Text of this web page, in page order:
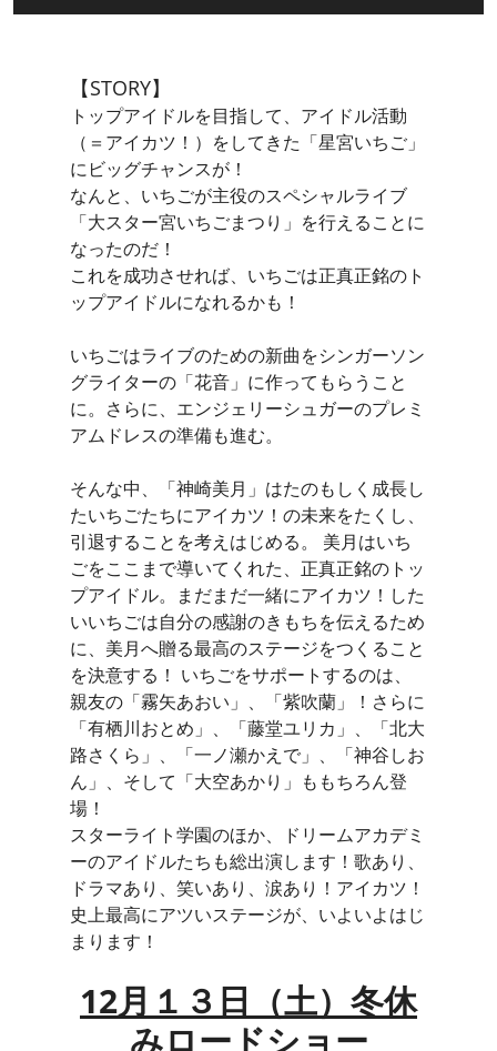
【STORY】
トップアイドルを目指して、アイドル活動
（＝アイカツ！）をしてきた「星宮いちご」
にビッグチャンスが！
なんと、いちごが主役のスペシャルライブ
「大スター宮いちごまつり」を行えることに
なったのだ！
これを成功させれば、いちごは正真正銘のト
ップアイドルになれるかも！
いちごはライブのための新曲をシンガーソン
グライターの「花音」に作ってもらうこと
に。さらに、エンジェリーシュガーのプレミ
アムドレスの準備も進む。
そんな中、「神崎美月」はたのもしく成長し
たいちごたちにアイカツ！の未来をたくし、
引退することを考えはじめる。 美月はいち
ごをここまで導いてくれた、正真正銘のトッ
プアイドル。まだまだ一緒にアイカツ！した
いいちごは自分の感謝のきもちを伝えるため
に、美月へ贈る最高のステージをつくること
を決意する！ いちごをサポートするのは、
親友の「霧矢あおい」、「紫吹蘭」！さらに
「有栖川おとめ」、「藤堂ユリカ」、「北大
路さくら」、「一ノ瀬かえで」、「神谷しお
ん」、そして「大空あかり」ももちろん登
場！
スターライト学園のほか、ドリームアカデミ
ーのアイドルたちも総出演します！歌あり、
ドラマあり、笑いあり、涙あり！アイカツ！
史上最高にアツいステージが、いよいよはじ
まります！
12月１３日（土）冬休
みロードショー